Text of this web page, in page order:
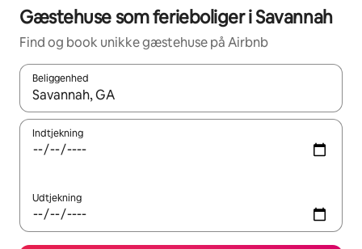
Gæstehuse som ferieboliger i Savannah
Find og book unikke gæstehuse på Airbnb
Beliggenhed
Når resultaterne er tilgængelige, skal du navigere med
Indtjekning
Udtjekning